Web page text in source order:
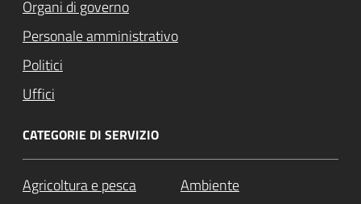
Organi di governo
Personale amministrativo
Politici
Uffici
CATEGORIE DI SERVIZIO
Agricoltura e pesca Ambiente